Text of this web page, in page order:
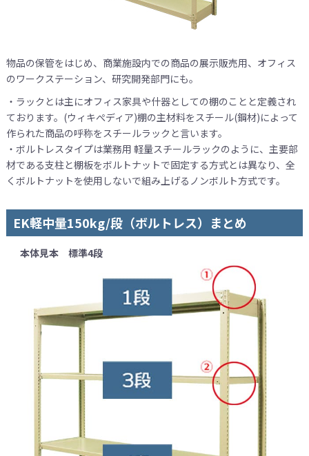
物品の保管をはじめ、商業施設内での商品の展示販売用、オフィス
のワークステーション、研究開発部門にも。
・ラックとは主にオフィス家具や什器としての棚のことと定義され
ております。(ウィキぺディア)棚の主材料をスチール(鋼材)によって
作られた商品の呼称をスチールラックと言います。
・ボルトレスタイプは業務用 軽量スチールラックのように、主要部
材である支柱と棚板をボルトナットで固定する方式とは異なり、全
くボルトナットを使用しないで組み上げるノンボルト方式です。
EK軽中量150kg/段（ボルトレス）まとめ
本体見本 標準4段